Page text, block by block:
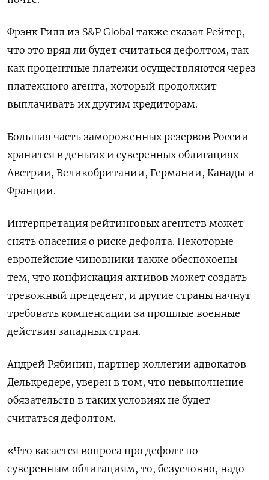
Фрэнк Гилл из S&P Global также сказал Рейтер,
что это вряд ли будет считаться дефолтом, так
как процентные платежи осуществляются через
платежного агента, который продолжит
выплачивать их другим кредиторам.
Большая часть замороженных резервов России
хранится в деньгах и суверенных облигациях
Австрии, Великобритании, Германии, Канады и
Франции.
Интерпретация рейтинговых агентств может
снять опасения о риске дефолта. Некоторые
европейские чиновники также обеспокоены
тем, что конфискация активов может создать
тревожный прецедент, и другие страны начнут
требовать компенсации за прошлые военные
действия западных стран.
Андрей Рябинин, партнер коллегии адвокатов
Делькредере, уверен в том, что невыполнение
обязательств в таких условиях не будет
считаться дефолтом.
«Что касается вопроса про дефолт по
суверенным облигациям, то, безусловно, надо